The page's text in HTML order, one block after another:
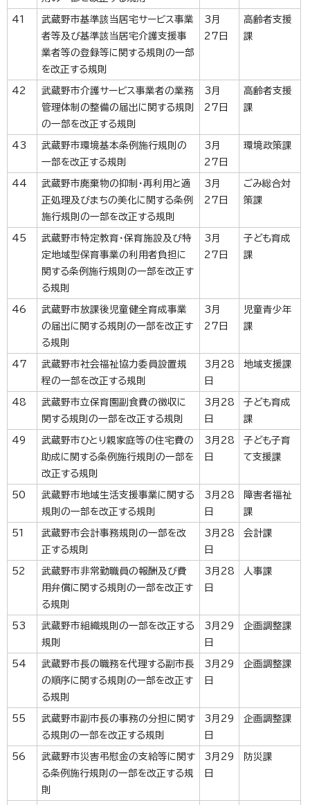
41
武蔵野市基準該当居宅サービス事業
者等及び基準該当居宅介護支援事
業者等の登録等に関する規則の一部
を改正する規則
3月
27日
高齢者支援
課
42
武蔵野市介護サービス事業者の業務
管理体制の整備の届出に関する規則
の一部を改正する規則
3月
27日
高齢者支援
課
43
武蔵野市環境基本条例施行規則の
一部を改正する規則
3月
27日
環境政策課
44
武蔵野市廃棄物の抑制・再利用と適
正処理及びまちの美化に関する条例
施行規則の一部を改正する規則
3月
27日
ごみ総合対
策課
45
武蔵野市特定教育・保育施設及び特
定地域型保育事業の利用者負担に
関する条例施行規則の一部を改正す
る規則
3月
27日
子ども育成
課
46
武蔵野市放課後児童健全育成事業
の届出に関する規則の一部を改正す
る規則
3月
27日
児童青少年
課
47
武蔵野市社会福祉協力委員設置規
程の一部を改正する規則
3月28
日
地域支援課
48
武蔵野市立保育園副食費の徴収に
関する規則の一部を改正する規則
3月28
日
子ども育成
課
49
武蔵野市ひとり親家庭等の住宅費の
助成に関する条例施行規則の一部を
改正する規則
3月28
日
子ども子育
て支援課
50
武蔵野市地域生活支援事業に関する
規則の一部を改正する規則
3月28
日
障害者福祉
課
51
武蔵野市会計事務規則の一部を改
正する規則
3月28
日
会計課
52
武蔵野市非常勤職員の報酬及び費
用弁償に関する規則の一部を改正す
る規則
3月28
日
人事課
53
武蔵野市組織規則の一部を改正する
規則
3月29
日
企画調整課
54
武蔵野市長の職務を代理する副市長
の順序に関する規則の一部を改正す
る規則
3月29
日
企画調整課
55
武蔵野市副市長の事務の分担に関す
る規則の一部を改正する規則
3月29
日
企画調整課
56
武蔵野市災害弔慰金の支給等に関す
る条例施行規則の一部を改正する規
則
3月29
日
防災課